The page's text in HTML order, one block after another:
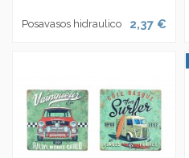
Posavasos hidraulico 2,37 €